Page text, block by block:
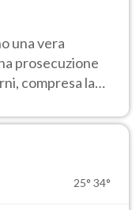
una vera
prosecuzione
compresa la
25° 34°